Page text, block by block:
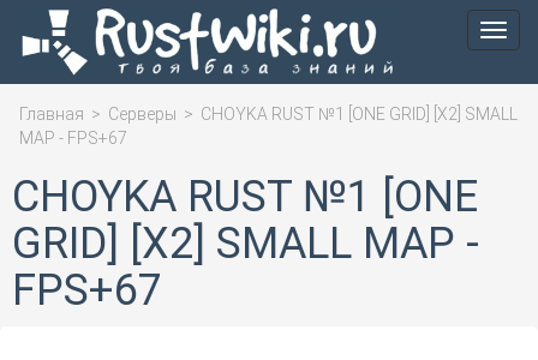
Меню
Главная > Серверы > CHOYKA RUST №1 [ONE GRID] [X2] SMALL
MAP - FPS+67
CHOYKA RUST №1 [ONE
GRID] [X2] SMALL MAP -
FPS+67